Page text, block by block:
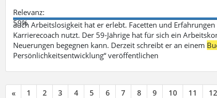
Relevanz:
59%
auch Arbeitslosigkeit hat er erlebt. Facetten und
Karrierecoach nutzt. Der 59-Jährige hat für sich ein
Neuerungen begegnen kann. Derzeit schreibt er an einem
Persönlichkeitsentwicklung“ veröffentlichen
« 1 2 3 4 5 6 7 8 9 10 11 12